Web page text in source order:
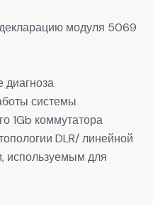
модуля 5069
диагноза
системы
1Gb коммутатора
DLR/ линейной
используемым для